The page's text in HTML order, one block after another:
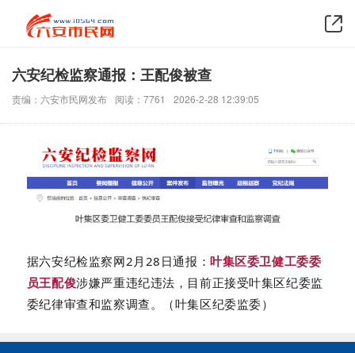
六安纪检监察通报：王配俊被查
责编：六安市民网发布 阅读：7761 2026-2-28 12:39:05
据六安纪检监察网2月28日通报：叶集区委卫健工委委
员王配俊涉嫌严重违纪违法，目前正接受叶集区纪委监
委纪律审查和监察调查。（叶集区纪委监委）